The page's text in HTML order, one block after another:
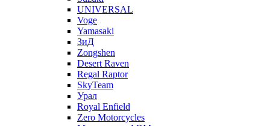
UNIVERSAL
Voge
Yamasaki
ЗиД
Zongshen
Desert Raven
Regal Raptor
SkyTeam
Урал
Royal Enfield
Zero Motorcycles